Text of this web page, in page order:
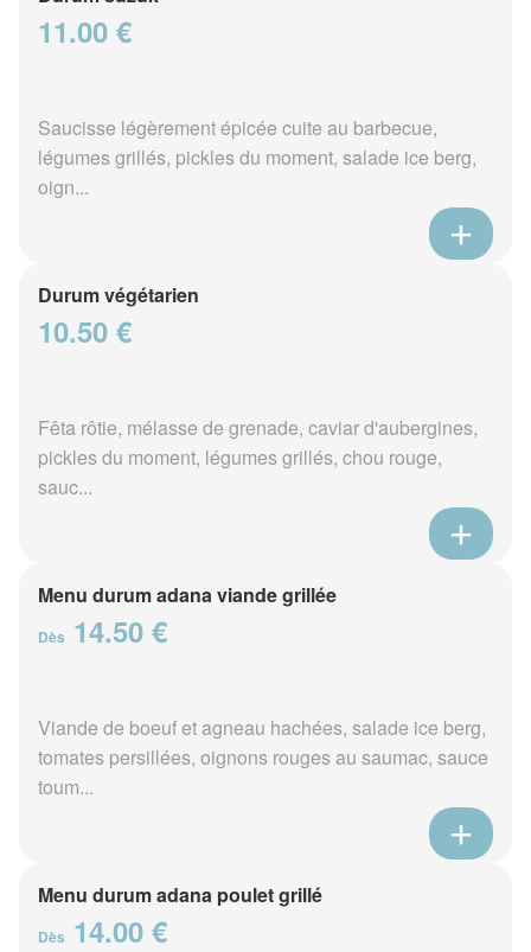
11.00 €
Saucisse légèrement épicée cuite au barbecue,
légumes grillés, pickles du moment, salade ice berg,
oign...
Durum végétarien
10.50 €
Fêta rôtie, mélasse de grenade, caviar d'aubergines,
pickles du moment, légumes grillés, chou rouge,
sauc...
Menu durum adana viande grillée
Dès 14.50 €
Viande de boeuf et agneau hachées, salade ice berg,
tomates persillées, oignons rouges au saumac, sauce
toum...
Menu durum adana poulet grillé
Dès 14.00 €